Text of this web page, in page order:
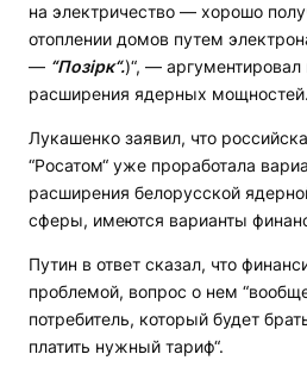
на электричество — хорошо
отоплении домов путем
— “Позірк“.)“, — аргументировал
расширения ядерных мощностей.
Лукашенко заявил, что
“Росатом“ уже проработала
расширения белорусской
сферы, имеются варианты
Путин в ответ сказал, что
проблемой, вопрос о нем
потребитель, который будет
платить нужный тариф“.